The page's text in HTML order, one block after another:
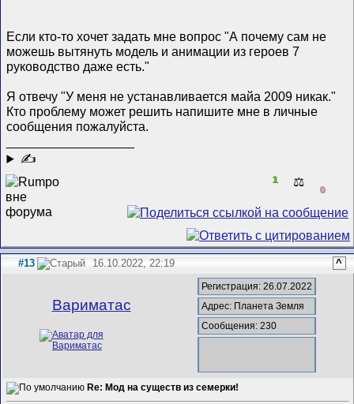
Если кто-то хочет задать мне вопрос "А почему сам не
можешь вытянуть модель и анимации из героев 7
руководство даже есть."
Я отвечу "У меня не устанавливается майа 2009 никак."
Кто проблему может решить напишите мне в личные
сообщения пожалуйста.
✍
1 ⚖️
0
#13 16.10.2022, 22:19 ^
Вариматас
Регистрация: 26.07.2022
Адрес: Планета Земля
Сообщения: 230
Re: Мод на существ из семерки!